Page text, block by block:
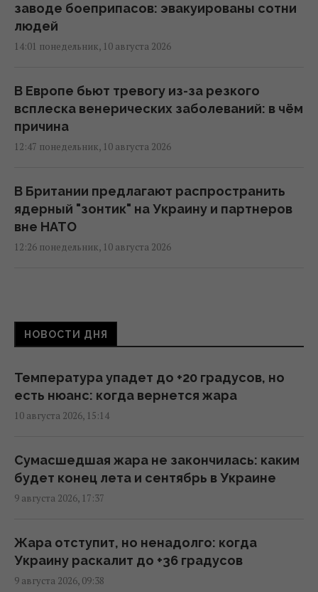
заводе боеприпасов: эвакуированы сотни
людей
14:01 понедельник, 10 августа 2026
В Европе бьют тревогу из-за резкого
всплеска венерических заболеваний: в чём
причина
12:47 понедельник, 10 августа 2026
В Британии предлагают распространить
ядерный "зонтик" на Украину и партнеров
вне НАТО
12:26 понедельник, 10 августа 2026
передавали данные Китаю через камеры,
– The Telegraph
10:43 понедельник, 10 августа 2026
В МИД РФ исключили возможность
"замораживания" войны в Украине и
раскритиковали США
США дают Украине бесплатно только
разведданные: The Atlantic раскрыл
НОВОСТИ ДНЯ
Температура упадет до +20 градусов, но
есть нюанс: когда вернется жара
10 августа 2026, 15:14
Сумасшедшая жара не закончилась: каким
будет конец лета и сентябрь в Украине
9 августа 2026, 17:37
Жара отступит, но ненадолго: когда
Украину раскалит до +36 градусов
9 августа 2026, 09:38